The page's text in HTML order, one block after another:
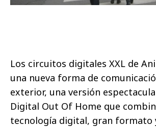
Los circuitos digitales XXL de
una nueva forma de
exterior, una versión
Digital Out Of Home que
tecnología digital, gran formato